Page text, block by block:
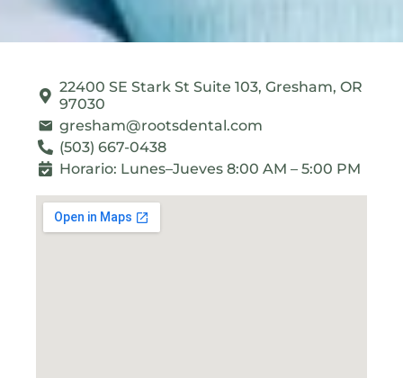
22400 SE Stark St Suite 103, Gresham, OR
97030
gresham@rootsdental.com
(503) 667-0438
Horario: Lunes–Jueves 8:00 AM – 5:00 PM